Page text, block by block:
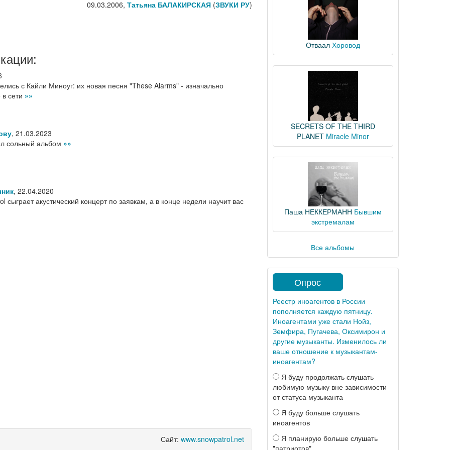
09.03.2006, Татьяна БАЛАКИРСКАЯ(ЗВУКИ РУ)
с Кайли Миноуг: их новая песня "These Alarms" - изначально
сети »»
, 21.03.2023
сольный альбом »»
, 22.04.2020
акустический концерт по заявкам, а в конце недели научит вас
Сайт: www.snowpatrol.net
Отваал Хоровод
SECRETS OF THE THIRD
PLANET Miracle Minor
Паша НЕККЕРМАНН Бывшим
экстремалам
Все альбомы
Опрос
Реестр иноагентов в России
пополняется каждую пятницу.
Иноагентами уже стали Нойз,
Земфира, Пугачева, Оксимирон и
другие музыканты. Изменилось ли
ваше отношение к музыкантам-
иноагентам?
Я буду продолжать слушать
любимую музыку вне зависимости
от статуса музыканта
Я буду больше слушать
иноагентов
Я планирую больше слушать
"патриотов"